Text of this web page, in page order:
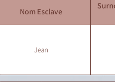
Nom Esclave
Jean